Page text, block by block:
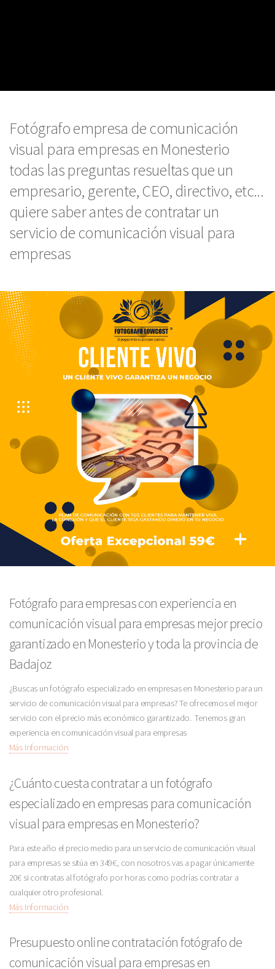
Fotógrafo empresa de comunicación
visual para empresas en Monesterio
todas las preguntas resueltas que un
empresario, gerente, CEO, directivo, etc...
quiere saber antes de contratar un
servicio de comunicación visual para
empresas
Fotógrafo para empresas con experiencia en
comunicación visual para empresas mejor precio
garantizado en Monesterio y toda la provincia de
Badajoz
¿Buscas un fotógrafo especializado en empresas en Monesterio para un
servicio de comunicación visual para empresas? Te ofrecemos el mejor
servicio con el precio más económico garantizado. Tenemos gran
experiencia en comunicación visual para empresas
Más Información
¿Cuánto cuesta contratar a un fotógrafo
especializado en empresas para comunicación
visual para empresas en Monesterio?
Para este año el precio medio para un servicio de comunicación visual
para empresas se sitúa en 349€, con nosotros vas a pagar únicamente
20€ si contratas al fotógrafo por horas como podrías contratar a
cualquier otro profesional.
Más Información
Presupuesto online contratación fotógrafo de
comunicación visual para empresas en